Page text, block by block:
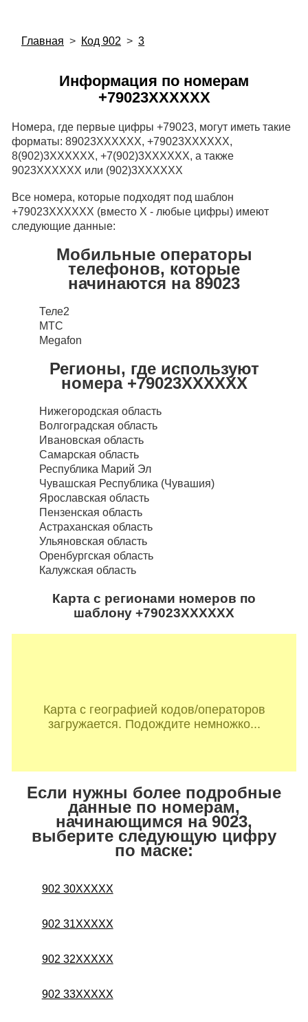
Главная > Код 902 > 3
Информация по номерам
+79023XXXXXX
Номера, где первые цифры +79023, могут иметь такие
форматы: 89023XXXXXX, +79023XXXXXX,
8(902)3XXXXXX, +7(902)3XXXXXX, а также
9023XXXXXX или (902)3XXXXXX
Все номера, которые подходят под шаблон
+79023XXXXXX (вместо X - любые цифры) имеют
следующие данные:
Мобильные операторы
телефонов, которые
начинаются на 89023
Теле2
МТС
Megafon
Регионы, где используют
номера +79023XXXXXX
Нижегородская область
Волгоградская область
Ивановская область
Самарская область
Республика Марий Эл
Чувашская Республика (Чувашия)
Ярославская область
Пензенская область
Астраханская область
Ульяновская область
Оренбургская область
Калужская область
Карта с регионами номеров по
шаблону +79023XXXXXX
Карта с географией кодов/операторов
загружается. Подождите немножко...
Если нужны более подробные
данные по номерам,
начинающимся на 9023,
выберите следующую цифру
по маске:
902 30XXXXX
902 31XXXXX
902 32XXXXX
902 33XXXXX